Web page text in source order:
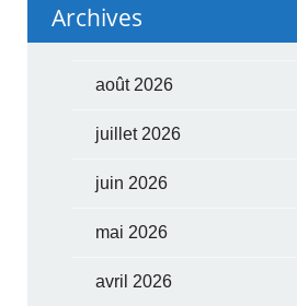
Archives
août 2026
juillet 2026
juin 2026
mai 2026
avril 2026